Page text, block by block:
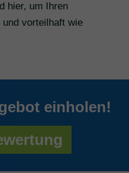
hier, um Ihren
vorteilhaft wie
einholen!